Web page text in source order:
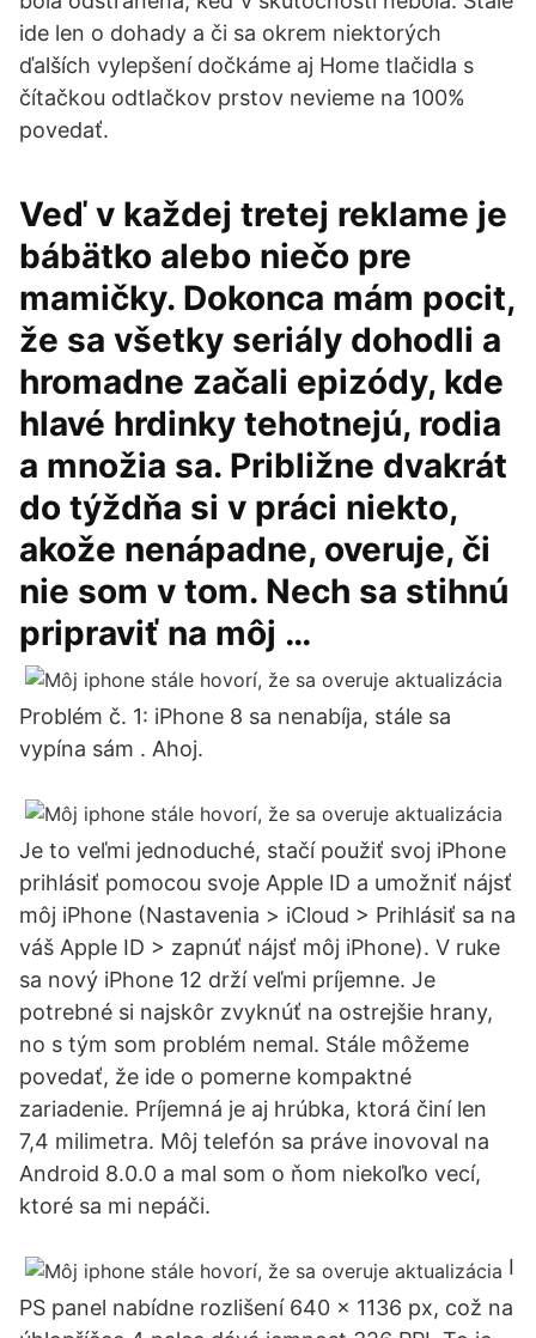
ide len o dohady a či sa okrem niektorých
ďalších vylepšení dočkáme aj Home tlačidla s
čítačkou odtlačkov prstov nevieme na 100%
povedať.
Veď v každej tretej reklame je
bábätko alebo niečo pre
mamičky. Dokonca mám pocit,
že sa všetky seriály dohodli a
hromadne začali epizódy, kde
hlavé hrdinky tehotnejú, rodia
a množia sa. Približne dvakrát
do týždňa si v práci niekto,
akože nenápadne, overuje, či
nie som v tom. Nech sa stihnú
pripraviť na môj …
Problém č. 1: iPhone 8 sa nenabíja, stále sa
vypína sám . Ahoj.
Je to veľmi jednoduché, stačí použiť svoj iPhone
prihlásiť pomocou svoje Apple ID a umožniť nájsť
môj iPhone (Nastavenia > iCloud > Prihlásiť sa na
váš Apple ID > zapnúť nájsť môj iPhone). V ruke
sa nový iPhone 12 drží veľmi príjemne. Je
potrebné si najskôr zvyknúť na ostrejšie hrany,
no s tým som problém nemal. Stále môžeme
povedať, že ide o pomerne kompaktné
zariadenie. Príjemná je aj hrúbka, ktorá činí len
7,4 milimetra. Môj telefón sa práve inovoval na
Android 8.0.0 a mal som o ňom niekoľko vecí,
ktoré sa mi nepáči.
I
PS panel nabídne rozlišení 640 x 1136 px, což na